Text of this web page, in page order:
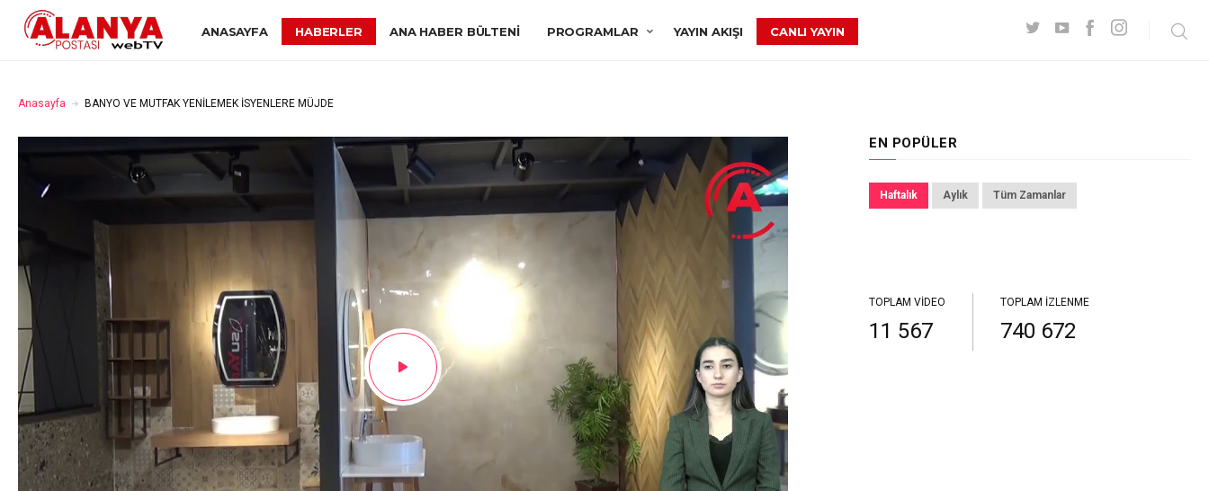
ANASAYFA HABERLER ANA HABER BÜLTENI PROGRAMLAR YAYIN AKIŞI CANLI YAYIN
Anasayfa BANYO VE MUTFAK YENİLEMEK İSYENLERE MÜJDE
EN POPÜLER
Haftalık Aylık Tüm Zamanlar
TOPLAM VIDEO
11 567
TOPLAM İZLENME
740 672